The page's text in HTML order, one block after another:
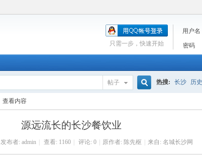
用户名
密码
只需一步，快速开始
帖子
索
热搜: 长沙 历史
查看内容
源远流长的长沙餐饮业
发布者: admin 查看: 1160 评论: 0 原作者: 陈先枢 来自: 名城长沙网